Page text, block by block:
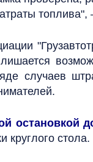
топлива",
случаев
остановкой
круглого стола.